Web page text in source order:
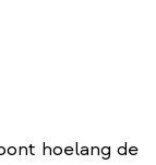
hoelang de